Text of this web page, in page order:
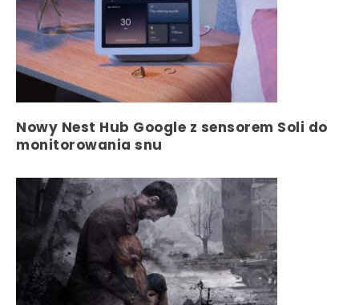
Nowy Nest Hub Google z sensorem Soli do
monitorowania snu